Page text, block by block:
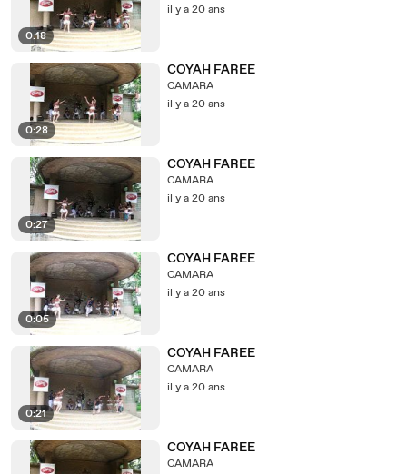
0:18
il y a 20 ans
0:28
COYAH FAREE
CAMARA
il y a 20 ans
0:27
COYAH FAREE
CAMARA
il y a 20 ans
0:05
COYAH FAREE
CAMARA
il y a 20 ans
0:21
COYAH FAREE
CAMARA
il y a 20 ans
COYAH FAREE
CAMARA